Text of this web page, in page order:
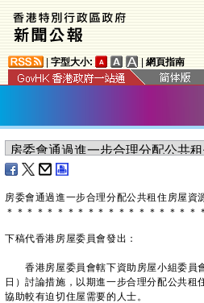
字型大小: 網頁指南
房委會通過進一步合理分配公共租住房屋資
＊ ＊ ＊ ＊ ＊ ＊ ＊ ＊ ＊ ＊ ＊ ＊ ＊ ＊ ＊ ＊ ＊ ＊ ＊
下稿代香港房屋委員會發出：
香港房屋委員會轄下資助房屋小組委員
日）討論措施，以期進一步合理分配公共租
協助較有迫切住屋需要的人士。